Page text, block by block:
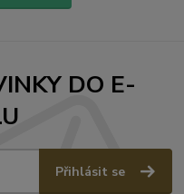
DO E-
Přihlásit se